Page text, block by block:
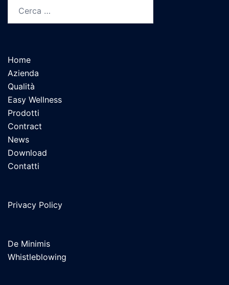
Home
Azienda
Qualità
Easy Wellness
Prodotti
Contract
News
Download
Contatti
Privacy Policy
De Minimis
Whistleblowing